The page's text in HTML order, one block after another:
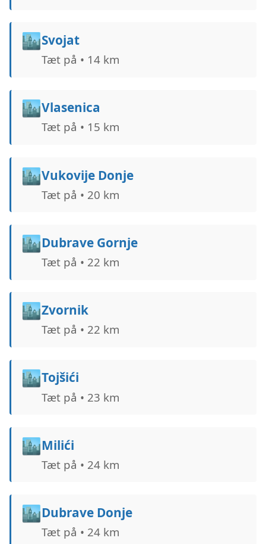
🏙️Svojat
Tæt på • 14 km
🏙️Vlasenica
Tæt på • 15 km
🏙️Vukovije Donje
Tæt på • 20 km
🏙️Dubrave Gornje
Tæt på • 22 km
🏙️Zvornik
Tæt på • 22 km
🏙️Tojšići
Tæt på • 23 km
🏙️Milići
Tæt på • 24 km
🏙️Dubrave Donje
Tæt på • 24 km